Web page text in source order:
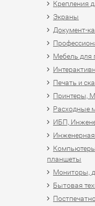
Крепления
Экраны
Документ-
Мебель для
Печать и
Принтеры,
Расходные
ИБП,
планшеты
Мониторы,
Бытовая